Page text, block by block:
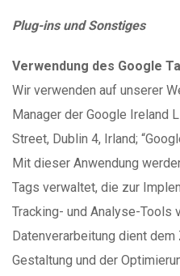
Plug-ins und Sonstiges
Verwendung des Google
Wir verwenden auf unserer
Manager der Google Ireland
Street, Dublin 4, Irland;
Mit dieser Anwendung
Tags verwaltet, die zur
Tracking- und Analyse-Tools
Datenverarbeitung dient
Gestaltung und der